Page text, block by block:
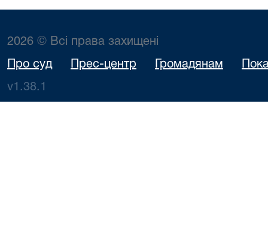
2026 © Всі права захищені
Про суд Прес-центр Громадянам
v1.38.1